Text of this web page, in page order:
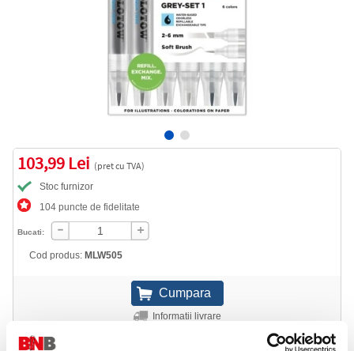
103,99 Lei (pret cu TVA)
Stoc furnizor
104 puncte de fidelitate
Bucati:
Cod produs: MLW505
Informatii livrare